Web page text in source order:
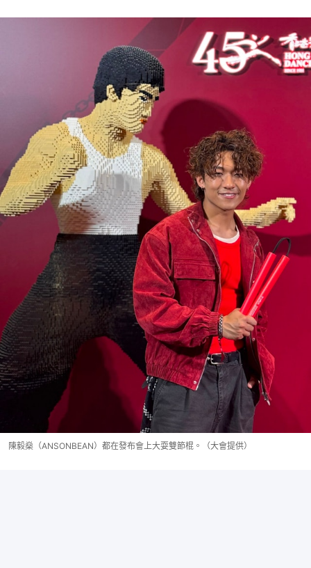
陳毅燊（ANSONBEAN）都在發布會上大耍雙節棍。（大會提供）